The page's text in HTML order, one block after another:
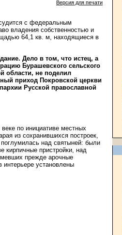
Версия для печати
с федеральным
владения собственностью и
64,1 кв. м, находящиеся в
Дело в том, что истец, а
Бурашевского сельского
области, не поделил
приход Покровской церкви
Русской православной
по инициативе местных
из сохранившихся построек,
над святыней: были
кирпичные пристройки, над
прежде арочные
установлены